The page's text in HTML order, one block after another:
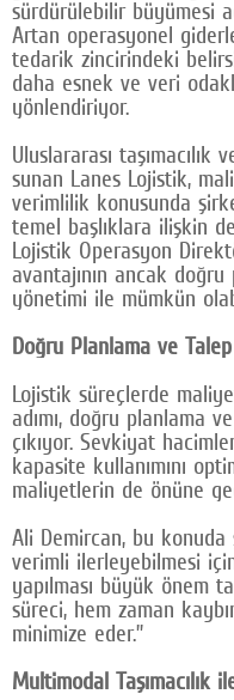
Google Plus
© 2026 TÜM HAKLARI SAKLIDIR
sürdürülebilir büyümesi
Artan operasyonel
tedarik zincirindeki
daha esnek ve veri
yönlendiriyor.
Uluslararası
sunan Lanes Lojistik,
verimlilik konusunda
temel başlıklara ilişkin
Lojistik Operasyon
avantajının ancak
yönetimi ile mümkün
Doğru Planlama ve
Lojistik süreçlerde
adımı, doğru planlama
çıkıyor. Sevkiyat
kapasite kullanımını
maliyetlerin de önüne
Ali Demircan, bu konuda
verimli ilerleyebilmesi
yapılması büyük önem
süreci, hem zaman
minimize eder.”
Multimodal Taşımacılık